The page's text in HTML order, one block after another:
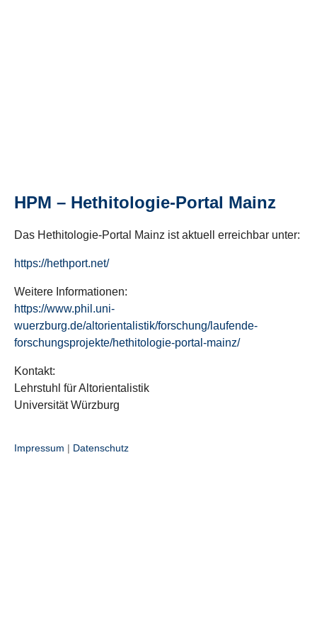
HPM – Hethitologie-Portal Mainz
Das Hethitologie-Portal Mainz ist aktuell erreichbar unter:
https://hethport.net/
Weitere Informationen:
https://www.phil.uni-
wuerzburg.de/altorientalistik/forschung/laufende-
forschungsprojekte/hethitologie-portal-mainz/
Kontakt:
Lehrstuhl für Altorientalistik
Universität Würzburg
Impressum | Datenschutz